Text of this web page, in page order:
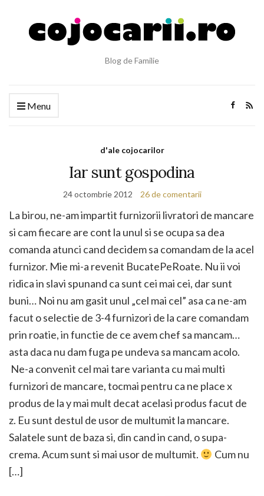
Blog de Familie
Menu
d'ale cojocarilor
Iar sunt gospodina
24 octombrie 2012 26 de comentarii
La birou, ne-am impartit furnizorii livratori de mancare
si cam fiecare are cont la unul si se ocupa sa dea
comanda atunci cand decidem sa comandam de la acel
furnizor. Mie mi-a revenit BucatePeRoate. Nu ii voi
ridica in slavi spunand ca sunt cei mai cei, dar sunt
buni… Noi nu am gasit unul „cel mai cel” asa ca ne-am
facut o selectie de 3-4 furnizori de la care comandam
prin roatie, in functie de ce avem chef sa mancam…
asta daca nu dam fuga pe undeva sa mancam acolo.
Ne-a convenit cel mai tare varianta cu mai multi
furnizori de mancare, tocmai pentru ca ne place x
produs de la y mai mult decat acelasi produs facut de
z. Eu sunt destul de usor de multumit la mancare.
Salatele sunt de baza si, din cand in cand, o supa-
crema. Acum sunt si mai usor de multumit.
Cum nu
[…]